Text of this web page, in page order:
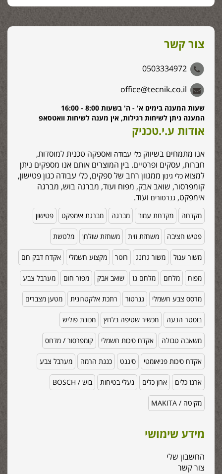
צור קשר
0503334972
office@tecnik.co.il
שעות המענה בימים א' - ה' בשעות 8:00 - 16:00
המענה ניתן לשיחות רגילות, אין מענה לשיחות וואטסאפ
אודות ע.י.טכניק
אנו מתמחים בשיווק כלי עבודה ואספקה טכנית למוסדות,
חברות, עסקים ופרטיים. בין המוצרים אותם אנו מספקים ניתן
למצוא כלי גינון ממגוון רחב של ספקים, כלי עבודה כגון פטישון,
קומפרסור, שואב אבק, מפוח ועוד, מברגה בוש, מברגה
אימפקט, גנרטורים ועוד.
מקדחה מקדחת עמוד מברגה מברגת אימפקט פטישון
פטיש חציבה משחזת זוית משחזת שולחן מלטשת
משור עגול משור גרונג רוטר מקצוע חשמלי אקדח דבק חם
מפוח מלחם מלחם גז שואב אבק מפזר חום מערבל צבע
מרסס צבע חשמלי גנרטור רתכת אלקטרונית מטען מצברים
בוסטר הנעה מכשיר שטיפה בלחץ מכונת פוליש
משאבה טבולה אקדח סיכות חשמלי קומפרסור / מדחס
אקדח סיכות פניאומטי סיגנט כננת הרמה מערבל צבע
ארגז כלים ארון כלים נעלי בטיחות בוש / BOSCH
מקיטה / MAKITA
מידע שימושי
החשבון שלי
צור קשר